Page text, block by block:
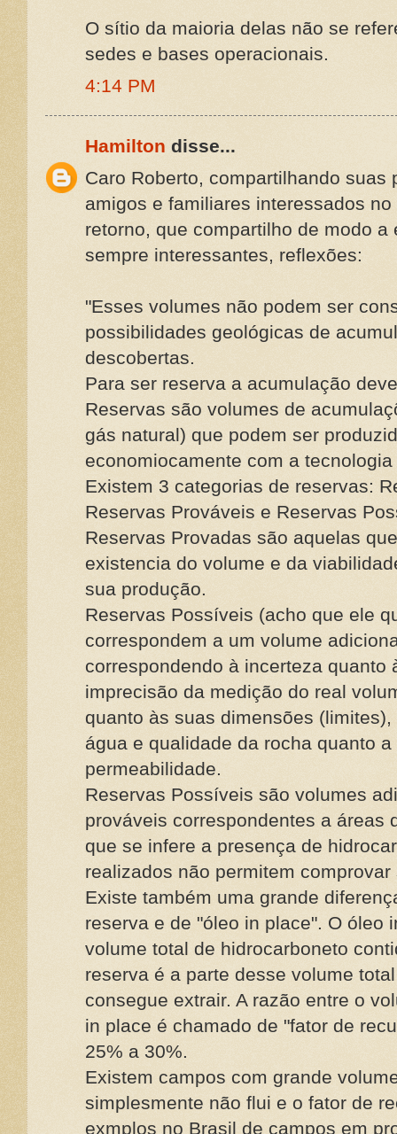
O sítio da maioria delas não se
sedes e bases operacionais.
4:14 PM
Hamilton disse...
Caro Roberto, compartilhando suas
amigos e familiares interessados
retorno, que compartilho de modo
sempre interessantes, reflexões:
"Esses volumes não podem ser
possibilidades geológicas de
descobertas.
Para ser reserva a acumulação
Reservas são volumes de
gás natural) que podem ser
economiocamente com a
Existem 3 categorias de reservas:
Reservas Prováveis e Reservas
Reservas Provadas são aquelas
existencia do volume e da
sua produção.
Reservas Possíveis (acho que ele
correspondem a um volume
correspondendo à incerteza quanto
imprecisão da medição do real
quanto às suas dimensões
água e qualidade da rocha quanto
permeabilidade.
Reservas Possíveis são volumes
prováveis correspondentes a áreas
que se infere a presença de
realizados não permitem
Existe também uma grande
reserva e de "óleo in place". O óleo
volume total de hidrocarboneto
reserva é a parte desse volume
consegue extrair. A razão entre o
in place é chamado de "fator de
25% a 30%.
Existem campos com grande
simplesmente não flui e o fator de
exmplos no Brasil de campos em